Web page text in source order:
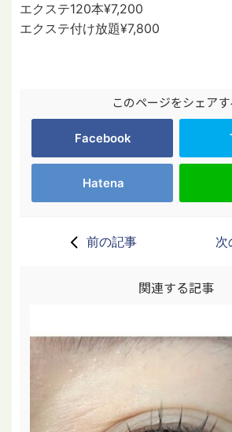
エクステ120本¥7,200
エクステ付け放題¥7,800
このページをシェアす
Facebook
Hatena
前の記事 次
関連する記事